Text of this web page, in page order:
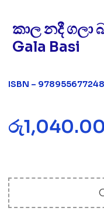
කාල නදී ගලා
Gala Basi
ISBN –
රු1,040.00